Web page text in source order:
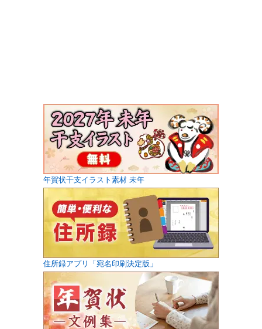
年賀状干支イラスト素材 未年
住所録アプリ「宛名印刷決定版」